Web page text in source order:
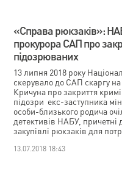
«Справа рюкзаків»:
прокурора САП про
підозрюваних
13 липня 2018 року
скерувало до САП скаргу
Кричуна про закриття
підозри екс-заступника
особи-близького родича
детективів НАБУ,
закупівлі рюкзаків для
13.07.2018 18:43